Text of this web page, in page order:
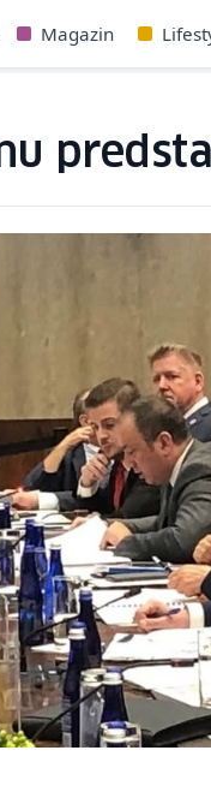
Magazin